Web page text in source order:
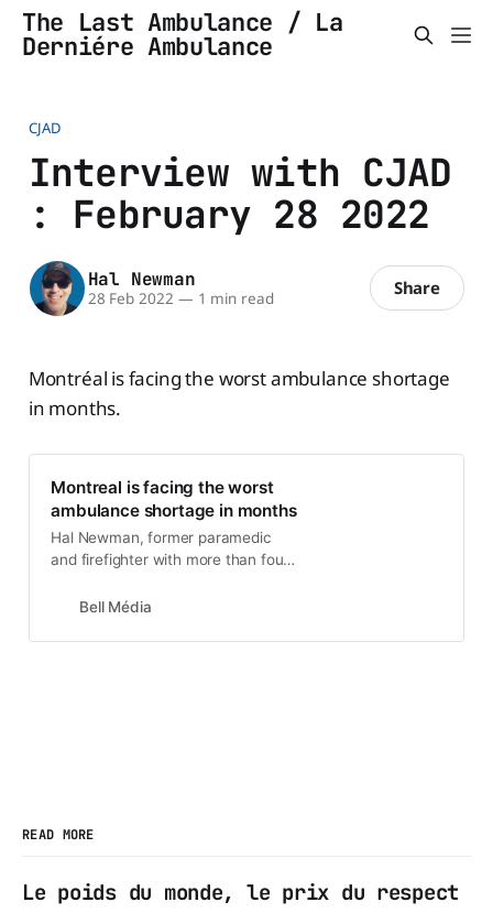
The Last Ambulance / La
Derniére Ambulance
CJAD
Interview with CJAD
: February 28 2022
Hal Newman
28 Feb 2022 — 1 min read Share
Montréal is facing the worst ambulance shortage
in months.
Montreal is facing the worst
ambulance shortage in months
Hal Newman, former paramedic
and firefighter with more than four
emergency health services, who
Bell Média
READ MORE
Le poids du monde, le prix du respect